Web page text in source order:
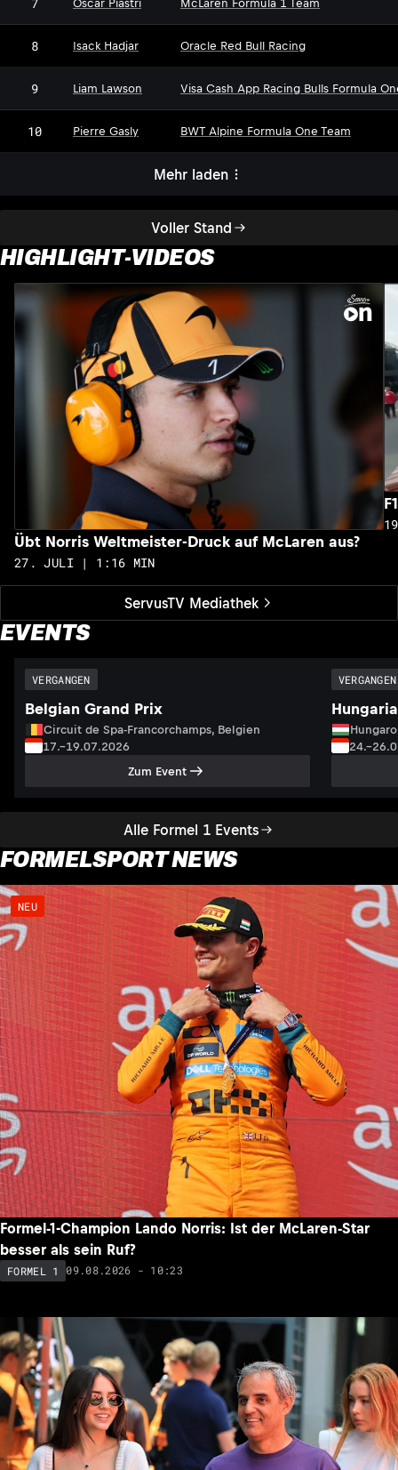
Voller Stand
Oscar Piastri McLaren Formula 1 Team
8 Isack Hadjar Oracle Red Bull Racing
9 Liam Lawson Visa Cash App Racing Bulls Formula
10 Pierre Gasly BWT Alpine Formula One Team
Mehr laden
HIGHLIGHT-VIDEOS
ServusTV Mediathek
Übt Norris Weltmeister-Druck auf McLaren aus?
27. JULI | 1:16 MIN
EVENTS
Alle Formel 1 Events
VERGANGEN
Belgian Grand Prix
Circuit de Spa-Francorchamps, Belgien
17.–19.07.2026
Zum Event
VERGANGEN
FORMELSPORT NEWS
NEU
Formel-1-Champion Lando Norris: Ist der McLaren-Star
besser als sein Ruf?
FORMEL 1 09.08.2026 - 10:23